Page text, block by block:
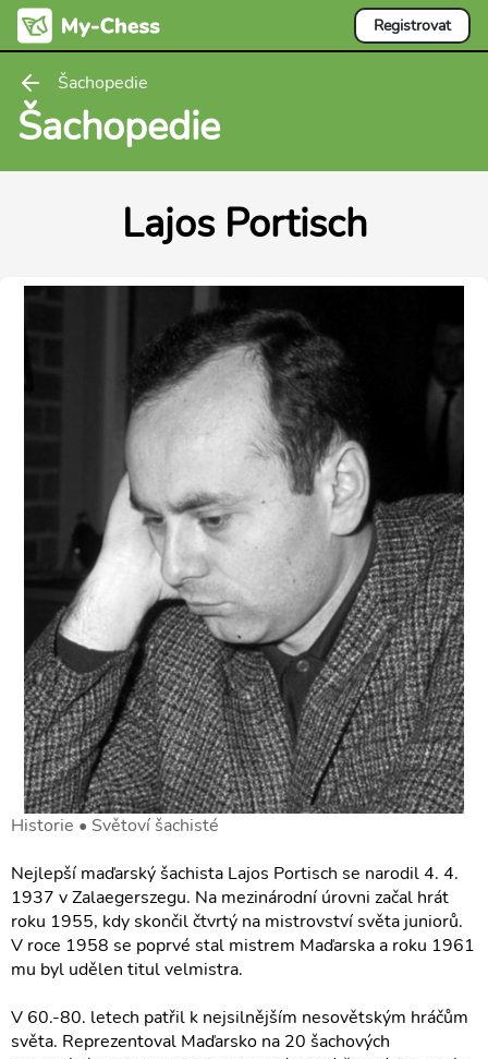
Registrovat
Šachopedie
Šachopedie
Lajos Portisch
Historie • Světoví šachisté
Nejlepší maďarský šachista Lajos Portisch se narodil 4. 4.
1937 v Zalaegerszegu. Na mezinárodní úrovni začal hrát
roku 1955, kdy skončil čtvrtý na mistrovství světa juniorů.
V roce 1958 se poprvé stal mistrem Maďarska a roku 1961
mu byl udělen titul velmistra.
V 60.-80. letech patřil k nejsilnějším nesovětským hráčům
světa. Reprezentoval Maďarsko na 20 šachových